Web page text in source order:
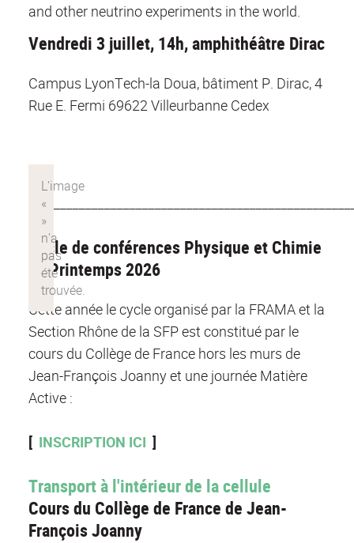
and other neutrino experiments in the world.
Vendredi 3 juillet, 14h, amphithéâtre Dirac
Campus LyonTech-la Doua, bâtiment P. Dirac, 4
Rue E. Fermi 69622 Villeurbanne Cedex
Cycle de conférences Physique et Chimie
au Printemps 2026
Cette année le cycle organisé par la FRAMA et la
Section Rhône de la SFP est constitué par le
cours du Collège de France hors les murs de
Jean-François Joanny et une journée Matière
Active :
[ INSCRIPTION ICI ]
Transport à l'intérieur de la cellule
Cours du Collège de France de Jean-
François Joanny